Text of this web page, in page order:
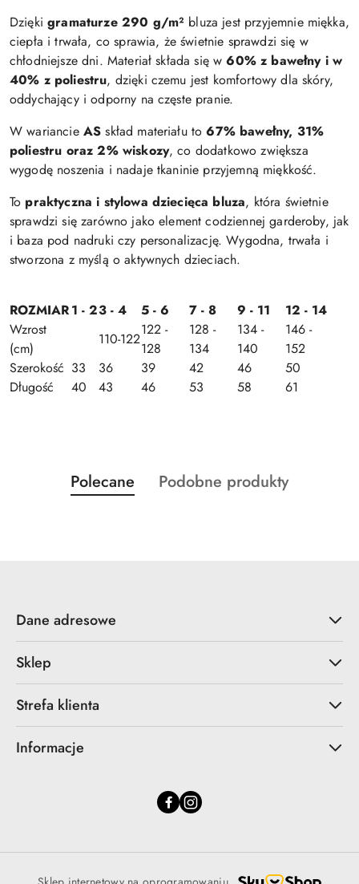
Dziękigramaturze 290 g/m² bluza jest przyjemnie miękka,
ciepła i trwała, co sprawia, że świetnie sprawdzi się w
chłodniejsze dni. Materiał składa się w60% z bawełny i w
40% z poliestru, dzięki czemu jest komfortowy dla skóry,
oddychający i odporny na częste pranie.
W wariancie AS skład materiału to67% bawełny, 31%
poliestru oraz 2% wiskozy, co dodatkowo zwiększa
wygodę noszenia i nadaje tkaninie przyjemną miękkość.
To praktyczna i stylowa dziecięca bluza, która świetnie
sprawdzi się zarówno jako element codziennej garderoby, jak
i baza pod nadruki czy personalizację. Wygodna, trwała i
stworzona z myślą o aktywnych dzieciach.
ROZMIAR1 - 23 - 4 5 - 6 7 - 8 9 - 11
12 - 14
Wzrost
(cm)
110-122
122 -
128
128 -
134
134 -
140
146 -
152
Szerokość 33 36 39 42 46
50
Długość
40 43 46 53 58 61
Pomiń karuzelę produktów
Produkty
o
Polecane
Produkty
Podobne produkty
Dane adresowe
Sklep
Strefa klienta
Informacje